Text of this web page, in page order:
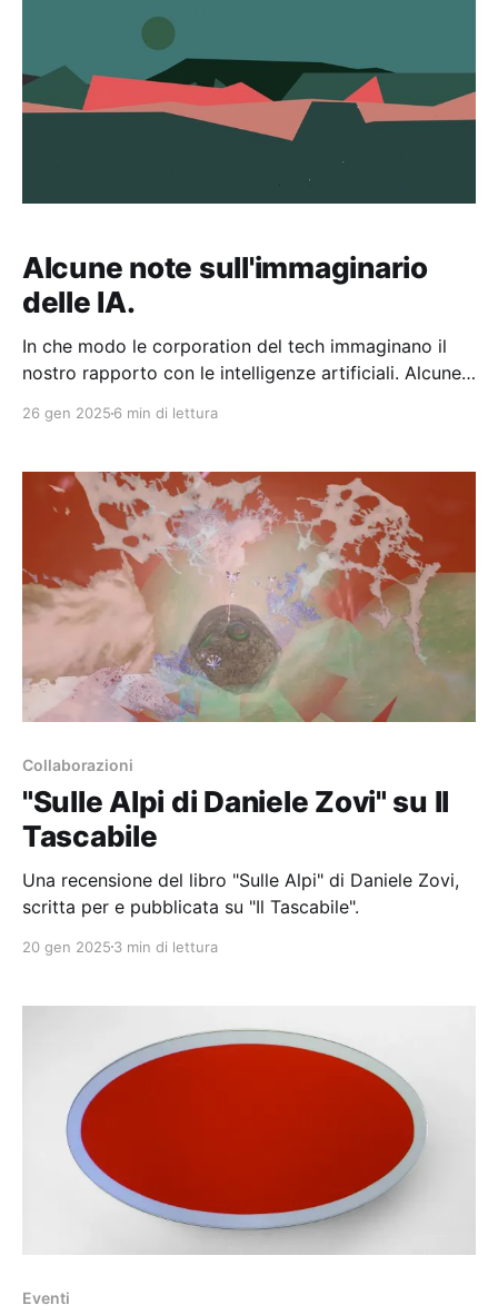
Alcune note sull'immaginario
delle IA.
In che modo le corporation del tech immaginano il
nostro rapporto con le intelligenze artificiali. Alcune
in un spot di Apple.
26 gen 2025 6 min di lettura
Collaborazioni
"Sulle Alpi di Daniele Zovi" su Il
Tascabile
Una recensione del libro "Sulle Alpi" di Daniele Zovi,
scritta per e pubblicata su "Il Tascabile".
20 gen 2025 3 min di lettura
Eventi